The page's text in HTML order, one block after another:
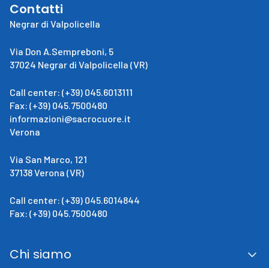
Contatti
Negrar di Valpolicella
Via Don A.Sempreboni, 5
37024 Negrar di Valpolicella (VR)
Call center: (+39) 045.6013111
Fax: (+39) 045.7500480
informazioni@sacrocuore.it
Verona
Via San Marco, 121
37138 Verona (VR)
Call center: (+39) 045.6014844
Fax: (+39) 045.7500480
Chi siamo